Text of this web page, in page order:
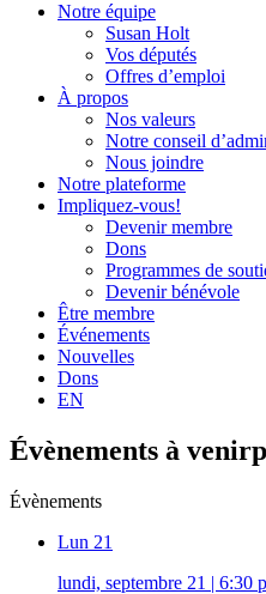
Notre équipe
Susan Holt
Vos députés
Offres d’emploi
À propos
Nos valeurs
Notre conseil
Nous joindre
Notre plateforme
Impliquez-vous!
Devenir membre
Dons
Programmes de
Devenir bénévole
Être membre
Événements
Nouvelles
Dons
EN
Évènements à venir
Évènements
Lun 21
lundi, septembre 21 | 6:30